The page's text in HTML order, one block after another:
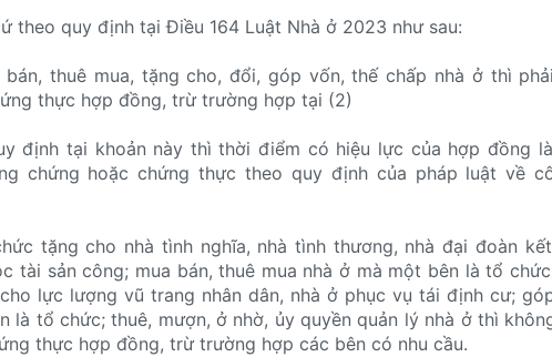
theo quy định tại Điều 164 Luật Nhà ở 2023 như sau:
bán, thuê mua, tặng cho, đổi, góp vốn, thế chấp nhà ở thì
thực hợp đồng, trừ trường hợp tại (2)
định tại khoản này thì thời điểm có hiệu lực của hợp đồng
chứng hoặc chứng thực theo quy định của pháp luật về
tặng cho nhà tình nghĩa, nhà tình thương, nhà đại đoàn
tài sản công; mua bán, thuê mua nhà ở mà một bên là tổ
lực lượng vũ trang nhân dân, nhà ở phục vụ tái định cư;
là tổ chức; thuê, mượn, ở nhờ, ủy quyền quản lý nhà ở thì
thực hợp đồng, trừ trường hợp các bên có nhu cầu.